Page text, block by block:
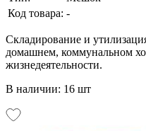
Код товара: -
Складирование и
домашнем, коммунальном
жизнедеятельности.
В наличии: 16 шт